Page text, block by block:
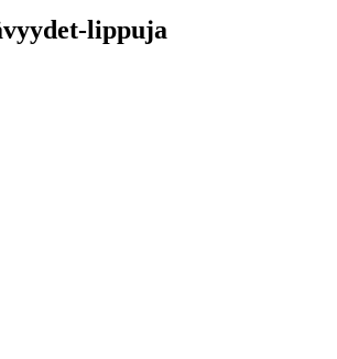
lippuja